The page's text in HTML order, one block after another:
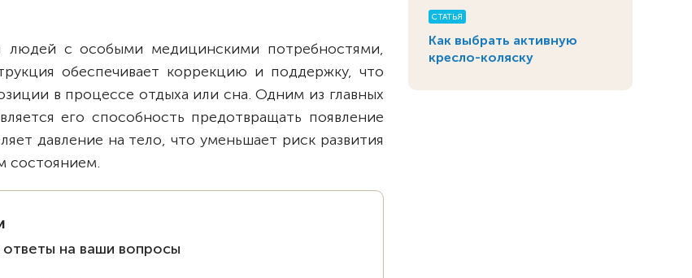
СТАТЬЯ
Как выбрать активную
кресло-коляску
людей с особыми медицинскими потребностями,
обеспечивает коррекцию и поддержку, что
в процессе отдыха или сна. Одним из главных
его способность предотвращать появление
давление на тело, что уменьшает риск развития
состоянием.
на ваши вопросы